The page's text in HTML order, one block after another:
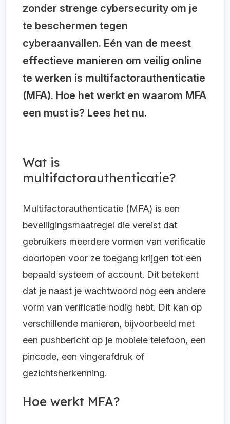
zonder strenge cybersecurity om je
te beschermen tegen
cyberaanvallen. Eén van de meest
effectieve manieren om veilig online
te werken is multifactorauthenticatie
(MFA). Hoe het werkt en waarom MFA
een must is? Lees het nu.
Wat is
multifactorauthenticatie?
Multifactorauthenticatie (MFA) is een
beveiligingsmaatregel die vereist dat
gebruikers meerdere vormen van verificatie
doorlopen voor ze toegang krijgen tot een
bepaald systeem of account. Dit betekent
dat je naast je wachtwoord nog een andere
vorm van verificatie nodig hebt. Dit kan op
verschillende manieren, bijvoorbeeld met
een pushbericht op je mobiele telefoon, een
pincode, een vingerafdruk of
gezichtsherkenning.
Hoe werkt MFA?